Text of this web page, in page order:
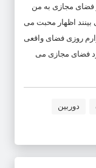
فضای مجازی به من
اظهار محبت می
روزی فضای واقعی
فضای مجازی می
دوربین